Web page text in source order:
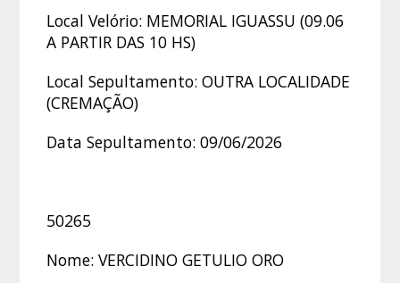
Local Velório: MEMORIAL IGUASSU (09.06
A PARTIR DAS 10 HS)
Local Sepultamento: OUTRA LOCALIDADE
(CREMAÇÃO)
Data Sepultamento: 09/06/2026
50265
Nome: VERCIDINO GETULIO ORO